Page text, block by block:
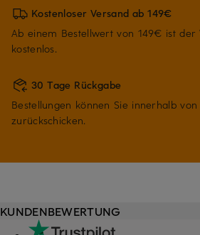
Kostenloser Versand ab 149€
Ab einem Bestellwert von 149€ ist der
kostenlos.
30 Tage Rückgabe
Bestellungen können Sie innerhalb von
zurückschicken.
KUNDENBEWERTUNG